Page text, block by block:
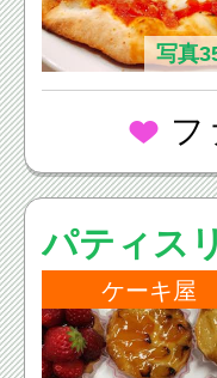
写真
フ
パティス
ケーキ屋